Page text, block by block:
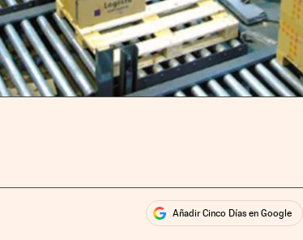
Añadir Cinco Días en Google